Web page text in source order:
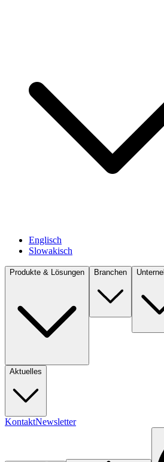
Englisch
Slowakisch
Produkte & Lösungen Branchen
Aktuelles
KontaktNewsletter